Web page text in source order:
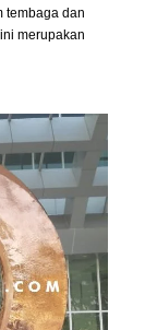
tembaga dan
merupakan